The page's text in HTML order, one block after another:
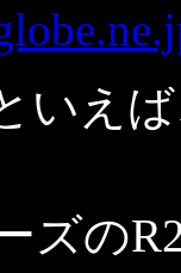
いえ
ズの